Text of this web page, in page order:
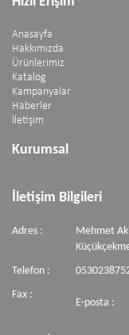
Anasayfa
Hakkımızda
Ürünlerimiz
Katalog
Kampanyalar
Haberler
İletişim
Kurumsal
İletişim Bilgileri
Adres :
Mehmet
Telefon :
Fax :
E-posta :